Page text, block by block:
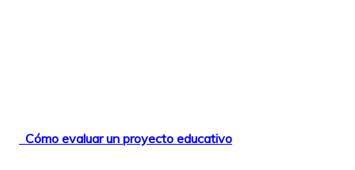
Cómo evaluar un proyecto educativo